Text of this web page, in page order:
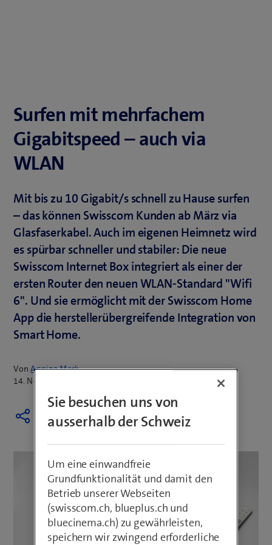
Surfen mit mehrfachem
Gigabitspeed – auch via
WLAN
Mit bis zu 10 Gigabit/s schnell zu Hause surfen
– das können Swisscom Kunden ab März via
Glasfaserkabel. Auch im eigenen Heimnetz wird
es spürbar schneller und stabiler: Die neue
Swisscom Internet Box integriert als einer der
ersten Router den neuen WLAN-Standard "Wifi
6". Und sie ermöglicht mit der Swisscom Home
App die herstellerübergreifende Integration von
Smart Home.
VonAnnina Merk
14. November 2019
Sie besuchen uns von
ausserhalb der Schweiz
Um eine einwandfreie
Grundfunktionalität und damit den
Betrieb unserer Webseiten
(swisscom.ch, blueplus.ch und
bluecinema.ch) zu gewährleisten,
speichern wir zwingend erforderliche